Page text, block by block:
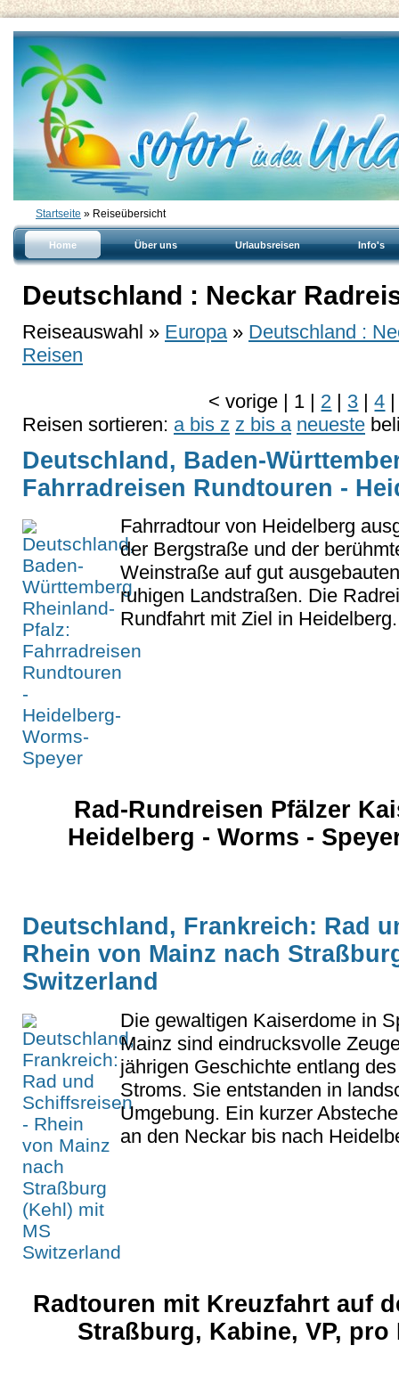
Startseite » Reiseübersicht
Home Über uns Urlaubsreisen Info's
Deutschland : Neckar
Reiseauswahl » Europa » Deutschland :
Reisen
<vorige | 1 | 2 | 3 | 4 |
Reisen sortieren: a bis z z bis a neueste
Deutschland, Baden-
Fahrradreisen Rundtouren -
Fahrradtour von Heidelberg
der Bergstraße und der
Weinstraße auf gut
ruhigen Landstraßen. Die
Rundfahrt mit Ziel in Heidelberg.
Rad-Rundreisen Pfälzer
Heidelberg - Worms -
Deutschland, Frankreich: Rad
Rhein von Mainz nach
Switzerland
Die gewaltigen Kaiserdome in
Mainz sind eindrucksvolle
jährigen Geschichte entlang
Stroms. Sie entstanden in
Umgebung. Ein kurzer
an den Neckar bis nach
Radtouren mit Kreuzfahrt auf
Straßburg, Kabine, VP,